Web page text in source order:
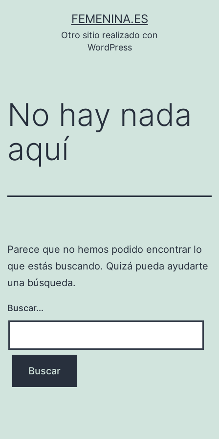
FEMENINA.ES
Otro sitio realizado con
WordPress
No hay nada
aquí
Parece que no hemos podido encontrar lo
que estás buscando. Quizá pueda ayudarte
una búsqueda.
Buscar...